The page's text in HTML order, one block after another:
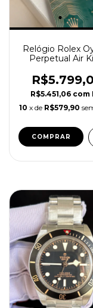
Relógio Rolex
Perpetual Air
Clone
R$5.451,06 com
10 x de R$579,90